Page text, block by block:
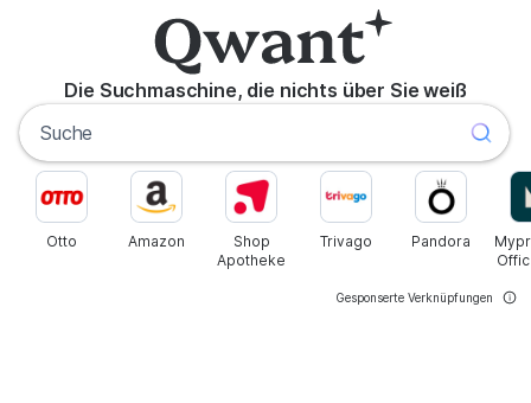
Die Suchmaschine, die nichts über Sie weiß
Otto Amazon
Shop
Apotheke
Trivago Pandora
Gesponserte Verknüpfungen